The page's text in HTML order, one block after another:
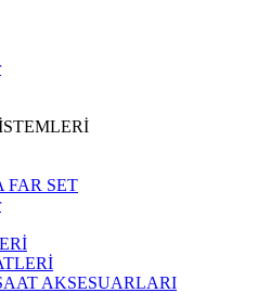
FAR SET
AKSESUARLARI